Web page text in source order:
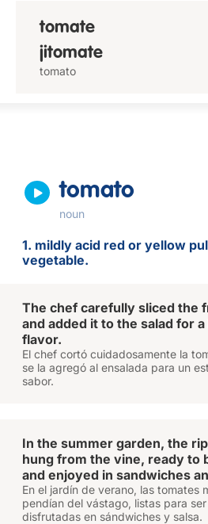
tomate
jitomate
tomato
tomato
noun
1. mildly acid red or yellow
vegetable.
The chef carefully sliced the
and added it to the salad for
flavor.
El chef cortó cuidadosamente la
se la agregó al ensalada para un
sabor.
In the summer garden, the
hung from the vine, ready to
and enjoyed in sandwiches
En el jardín de verano, las tomates
pendían del vástago, listas para
disfrutadas en sándwiches y salsa.